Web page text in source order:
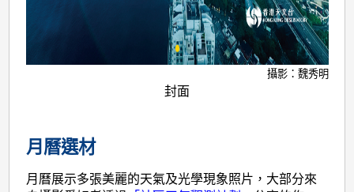
攝影：魏秀明
封面
月曆選材
月曆展示多張美麗的天氣及光學現象照片，大部分來